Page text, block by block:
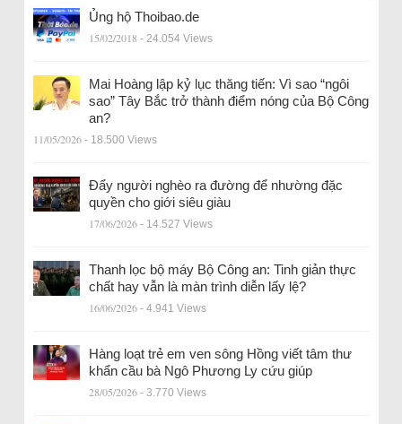
Ủng hộ Thoibao.de
15/02/2018 - 24.054 Views
Mai Hoàng lập kỷ lục thăng tiến: Vì sao “ngôi
sao” Tây Bắc trở thành điểm nóng của Bộ Công
an?
11/05/2026 - 18.500 Views
Đẩy người nghèo ra đường để nhường đặc
quyền cho giới siêu giàu
17/06/2026 - 14.527 Views
Thanh lọc bộ máy Bộ Công an: Tinh giản thực
chất hay vẫn là màn trình diễn lấy lệ?
16/06/2026 - 4.941 Views
Hàng loạt trẻ em ven sông Hồng viết tâm thư
khẩn cầu bà Ngô Phương Ly cứu giúp
28/05/2026 - 3.770 Views